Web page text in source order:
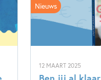
12 MAART 2025
Nieuws